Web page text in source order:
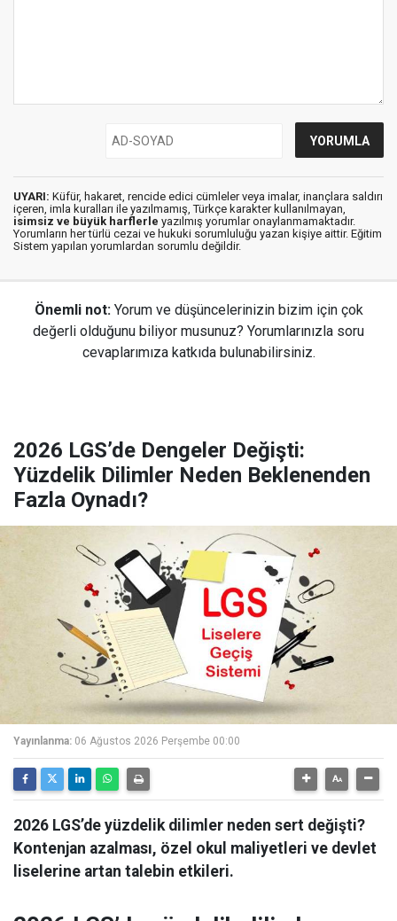
UYARI: Küfür, hakaret, rencide edici cümleler veya imalar, inançlara saldırı
içeren, imla kuralları ile yazılmamış, Türkçe karakter kullanılmayan,
isimsiz ve büyük harflerle yazılmış yorumlar onaylanmamaktadır.
Yorumların her türlü cezai ve hukuki sorumluluğu yazan kişiye aittir. Eğitim
Sistem yapılan yorumlardan sorumlu değildir.
Önemli not: Yorum ve düşüncelerinizin bizim için çok
değerli olduğunu biliyor musunuz? Yorumlarınızla soru
cevaplarımıza katkıda bulunabilirsiniz.
2026 LGS’de Dengeler Değişti:
Yüzdelik Dilimler Neden Beklenenden
Fazla Oynadı?
Yayınlanma: 06 Ağustos 2026 Perşembe 00:00
2026 LGS’de yüzdelik dilimler neden sert değişti?
Kontenjan azalması, özel okul maliyetleri ve devlet
liselerine artan talebin etkileri.